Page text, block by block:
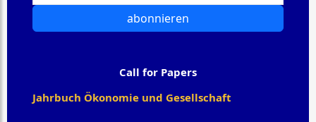
abonnieren
Call for Papers
Jahrbuch Ökonomie und Gesellschaft